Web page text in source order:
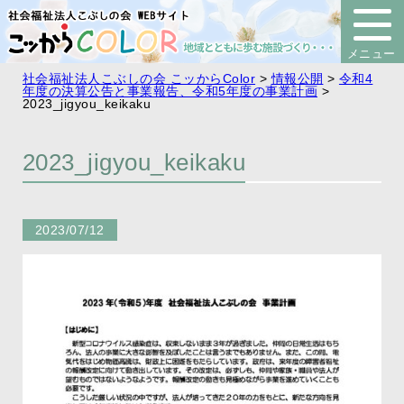
社会福祉法人こぶしの会 こッからColor >情報公開 > 令和4
年度の決算公告と事業報告、令和5年度の事業計画 >
2023_jigyou_keikaku
2023_jigyou_keikaku
2023/07/12